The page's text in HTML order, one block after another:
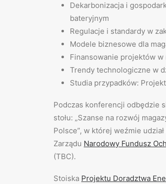
Dekarbonizacja i
bateryjnym
Regulacje i standardy w
Modele biznesowe dla
Finansowanie projektów w
Trendy technologiczne w
Studia przypadków:
Podczas konferencji odbędzie
stołu: „Szanse na rozwój
Polsce”, w której weźmie
Zarządu Narodowy Fundusz
(TBC).
Stoiska Projektu Doradztwa